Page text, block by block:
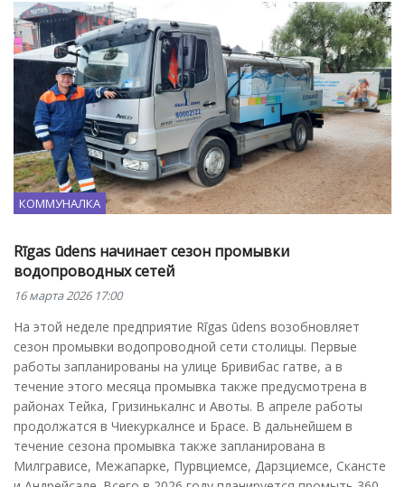
КОММУНАЛКА
Rīgas ūdens начинает сезон промывки
водопроводных сетей
16 марта 2026 17:00
На этой неделе предприятие Rīgas ūdens возобновляет
сезон промывки водопроводной сети столицы. Первые
работы запланированы на улице Бривибас гатве, а в
течение этого месяца промывка также предусмотрена в
районах Тейка, Гризинькалнс и Авоты. В апреле работы
продолжатся в Чиекуркалнсе и Брасе. В дальнейшем в
течение сезона промывка также запланирована в
Милгрависе, Межапарке, Пурвциемсе, Дарзциемсе, Скансте